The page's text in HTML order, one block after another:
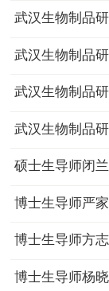
武汉生物制品
武汉生物制品
武汉生物制品
武汉生物制品
硕士生导师闭
博士生导师严
博士生导师方
博士生导师杨